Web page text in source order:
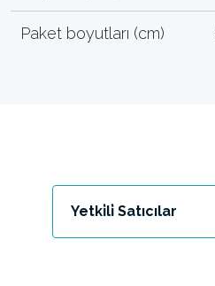
Paket boyutları (cm)
Yetki̇li̇ Satıcılar